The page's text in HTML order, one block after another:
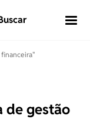
de gestão